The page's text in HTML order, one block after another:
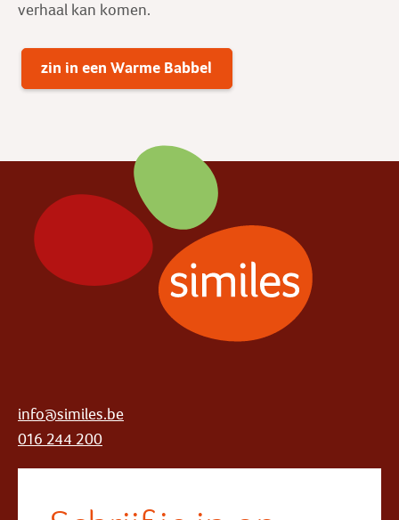
verhaal kan komen.
zin in een Warme Babbel
info@similes.be
016 244 200